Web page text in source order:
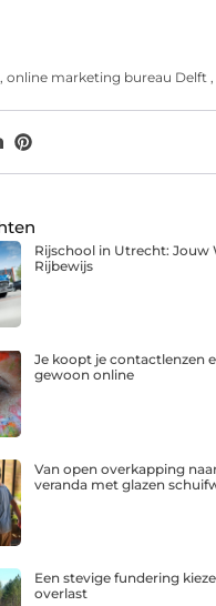
,online marketing bureau Delft
Rijschool in Utrecht: Jouw
Rijbewijs
Je koopt je contactlenzen
gewoon online
Van open overkapping
veranda met glazen
Een stevige fundering
overlast